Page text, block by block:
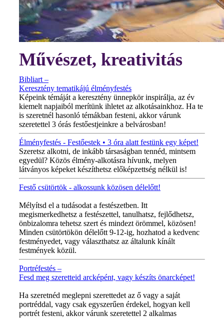
Művészet, kreativitás
Bibliart –
Keresztény tematikájú élményfestés
Képeink témáját a keresztény ünnepkör inspirálja, az év
kiemelt napjaiból merítünk ihletet az alkotásainkhoz. Ha te
is szeretnél hasonló témákban festeni, akkor várunk
szeretettel 3 órás festőestjeinkre a belvárosban!
Élményfestés - Festőestek • 3 óra alatt festünk egy képet!
Szeretsz alkotni, de inkább társaságban tennéd, mintsem
egyedül? Közös élmény-alkotásra hívunk, melyen
látványos képeket készíthetsz előképzettség nélkül is!
Festő csütörtök - alkossunk közösen délelőtt!
Mélyítsd el a tudásodat a festészetben. Itt
megismerkedhetsz a festészettel, tanulhatsz, fejlődhetsz,
önbizalomra tehetsz szert és mindezt örömmel, közösen!
Minden csütörtökön délelőtt 9-12-ig, hozhatod a kedvenc
festményedet, vagy választhatsz az általunk kínált
festmények közül.
Portréfestés –
Fesd meg szeretteid arcképént, vagy készíts önarcképet!
Ha szeretnéd meglepni szerettedet az ő vagy a saját
portréddal, vagy csak egyszerűen érdekel, hogyan kell
portrét festeni, akkor várunk szeretettel 2 alkalmas